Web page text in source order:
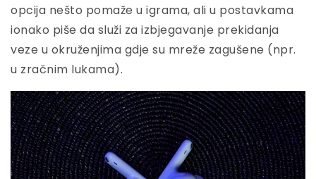
opcija nešto pomaže u igrama, ali u postavkama
ionako piše da služi za izbjegavanje prekidanja
veze u okruženjima gdje su mreže zagušene (npr.
u zračnim lukama).